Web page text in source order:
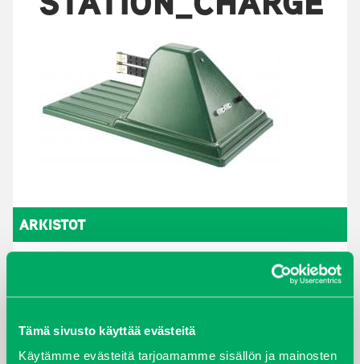
Tämä sivusto käyttää evästeitä
Käytämme evästeitä tarjoamamme sisällön ja mainosten
ARKISTOT
elokuu 2024
syyskuu 2023